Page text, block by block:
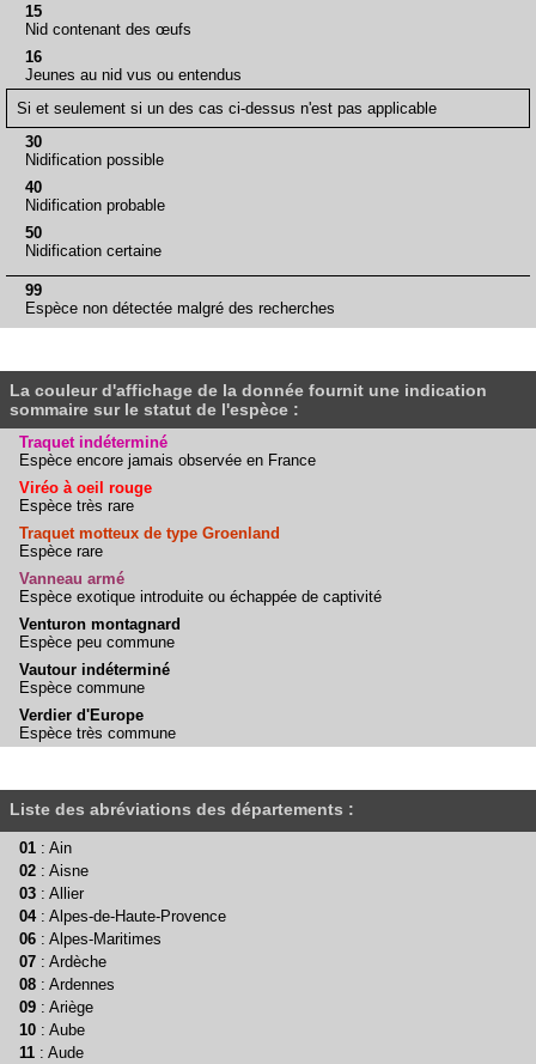
15
Nid contenant des œufs
16
Jeunes au nid vus ou entendus
Si et seulement si un des cas ci-dessus n'est pas applicable
30
Nidification possible
40
Nidification probable
50
Nidification certaine
99
Espèce non détectée malgré des recherches
La couleur d'affichage de la donnée fournit une indication
sommaire sur le statut de l'espèce :
Traquet indéterminé
Espèce encore jamais observée en France
Viréo à oeil rouge
Espèce très rare
Traquet motteux de type Groenland
Espèce rare
Vanneau armé
Espèce exotique introduite ou échappée de captivité
Venturon montagnard
Espèce peu commune
Vautour indéterminé
Espèce commune
Verdier d'Europe
Espèce très commune
Liste des abréviations des départements :
01 : Ain
02 : Aisne
03 : Allier
04: Alpes-de-Haute-Provence
06 : Alpes-Maritimes
07 : Ardèche
08 : Ardennes
09 : Ariège
10 : Aube
11 : Aude